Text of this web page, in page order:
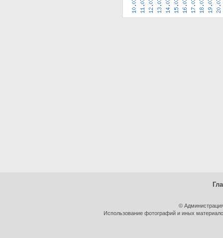
©
Использование фотографий и иных